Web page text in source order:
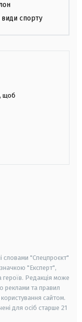
види спорту
щоб
словами "Спецпроєкт"
"Експерт",
Редакція може
реклами та правил
сайтом.
для осіб старше 21